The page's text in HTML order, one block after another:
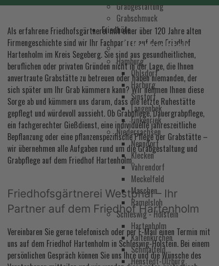
Grabgestaltung
Grabschmuck
Friedhöfe
Übersichtskarte
Hamburg
Ohlsdorf
Harburg
Sinstorf
Langenbek
Finkenriek
Niedersachsen
Nenndorf
Klecken
Vahrendorf
Meckelfeld
Maschen
Ramelsloh
Schleswig - Holstein
Hartenholm
Kaltenkirchen
Schmalfeld
Henstedt-Ulzburg
Als erfahrene Friedhofsgärtnerei mit einer über 120 Jahre alten
Firmengeschichte sind wir Ihr Fachpartner auf dem Friedhof
Hartenholm im Kreis Segeberg. Sie sind aus gesundheitlichen,
beruflichen oder privaten Gründen nicht in der Lage, die Ihnen
anvertraute Grabstätte zu betreuen oder haben niemanden, der
sich später um Ihr Grab kümmern kann? Wir nehmen Ihnen diese
Sorge ab und kümmern uns darum, dass die letzte Ruhestätte
gepflegt und würdevoll aussieht. Ob Grabpflege, Dauergrabpflege,
ein fachgerechter Gießdienst, eine individuelle jahreszeitliche
Bepflanzung oder eine pflanzenspezifische Pflege der Grabstätte –
wir übernehmen alle Aufgaben rund um die Grabgestaltung und
Grabpflege auf dem Friedhof Hartenholm.
Friedhofsgärtnerei Westphal – Ihr
Partner auf dem Friedhof Hartenholm
Vereinbaren Sie gerne telefonisch oder per E-Mail einen Termin mit
uns auf dem Friedhof Hartenholm in Schleswig-Holstein. Bei einem
persönlichen Gespräch können Sie uns Ihre und die Wünsche des